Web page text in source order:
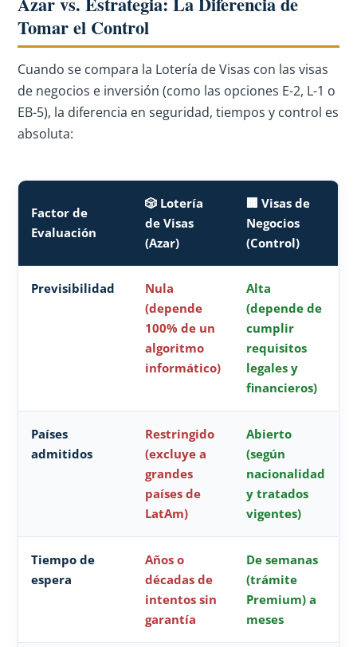
Tomar el Control
Cuando se compara la Lotería de Visas con las visas
de negocios e inversión (como las opciones E-2, L-1 o
EB-5), la diferencia en seguridad, tiempos y control es
absoluta:
Factor de
Evaluación
🎲 Lotería
de Visas
(Azar)
🏢 Visas de
Negocios
(Control)
Previsibilidad
Nula
(depende
100% de un
algoritmo
informático)
Alta
(depende de
cumplir
requisitos
legales y
financieros)
Países
admitidos
Restringido
(excluye a
grandes
países de
LatAm)
Abierto
(según
nacionalidad
y tratados
vigentes)
Tiempo de
espera
Años o
décadas de
intentos sin
garantía
De semanas
(trámite
Premium) a
meses